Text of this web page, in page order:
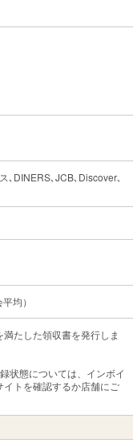
､DINERS､JCB､Discover､
均）
たした領収書を発行しま
状態については、インボイ
トを確認するか店舗にご